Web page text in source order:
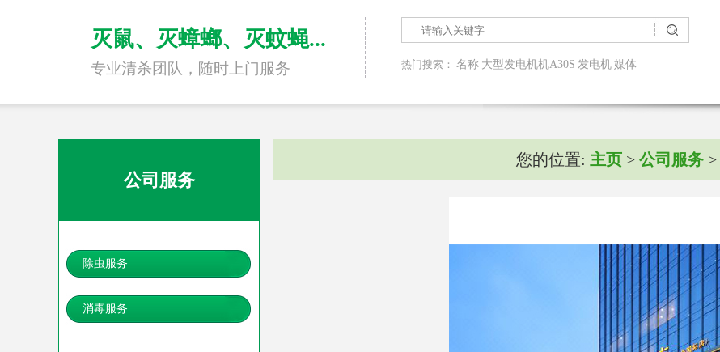
灭鼠、灭蟑螂、灭蚊蝇...
专业清杀团队，随时上门服务 热门搜索： 名称 大型发电机机A30S 发电机 媒体
公司服务
除虫服务
消毒服务
您的位置: 主页 > 公司服务 >